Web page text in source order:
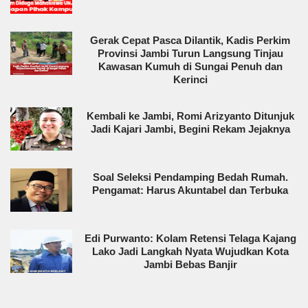
Gerak Cepat Pasca Dilantik, Kadis Perkim
Provinsi Jambi Turun Langsung Tinjau
Kawasan Kumuh di Sungai Penuh dan
Kerinci
Kembali ke Jambi, Romi Arizyanto Ditunjuk
Jadi Kajari Jambi, Begini Rekam Jejaknya
Soal Seleksi Pendamping Bedah Rumah.
Pengamat: Harus Akuntabel dan Terbuka
Edi Purwanto: Kolam Retensi Telaga Kajang
Lako Jadi Langkah Nyata Wujudkan Kota
Jambi Bebas Banjir